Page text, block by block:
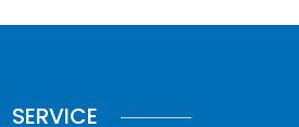
SERVICE